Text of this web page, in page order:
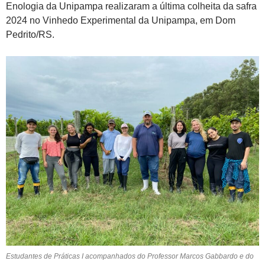
Enologia da Unipampa realizaram a última colheita da safra
2024 no Vinhedo Experimental da Unipampa, em Dom
Pedrito/RS.
Estudantes de Práticas I acompanhados do Professor Marcos Gabbardo e do